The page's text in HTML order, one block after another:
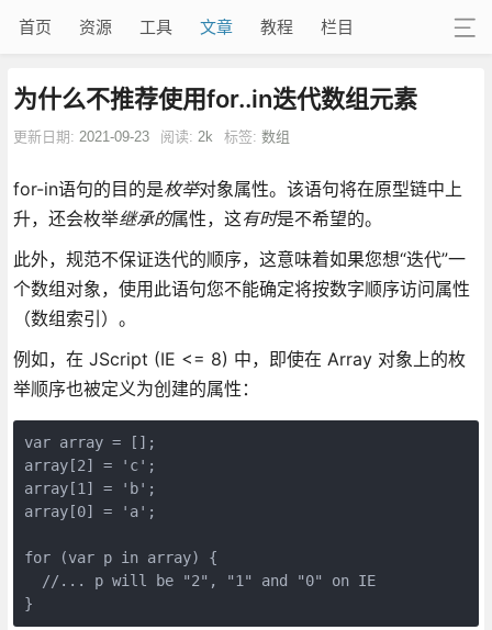
首页 资源 工具 文章 教程 栏目
为什么不推荐使用for..in迭代数组元素
更新日期: 2021-09-23 阅读: 2k 标签: 数组
for-in语句的目的是枚举对象属性。该语句将在原型链中上
升，还会枚举继承的属性，这有时是不希望的。
此外，规范不保证迭代的顺序，这意味着如果您想“迭代”一
个数组对象，使用此语句您不能确定将按数字顺序访问属性
（数组索引）。
例如，在 JScript (IE <= 8) 中，即使在 Array 对象上的枚
举顺序也被定义为创建的属性：
var array = [];
array[2] = 'c';
array[1] = 'b';
array[0] = 'a';
for (var p in array) {
  //... p will be "2", "1" and "0" on IE